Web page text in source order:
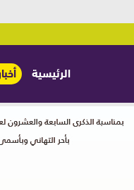
الرئيسية